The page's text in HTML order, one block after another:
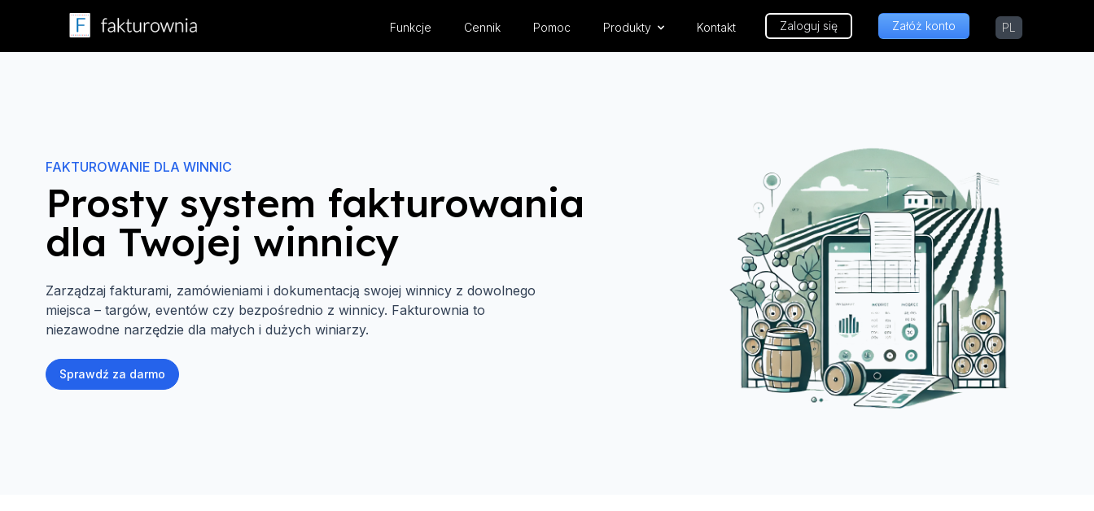
Funkcje Cennik Pomoc Produkty Kontakt Zaloguj się Załóż konto PL
FAKTUROWANIE DLA WINNIC
Prosty system fakturowania
dla Twojej winnicy
Zarządzaj fakturami, zamówieniami i dokumentacją swojej winnicy z dowolnego
miejsca – targów, eventów czy bezpośrednio z winnicy. Fakturownia to
niezawodne narzędzie dla małych i dużych winiarzy.
Sprawdź za darmo